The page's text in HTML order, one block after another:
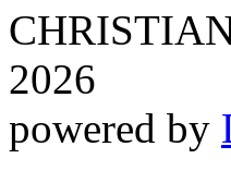
2026
powered by